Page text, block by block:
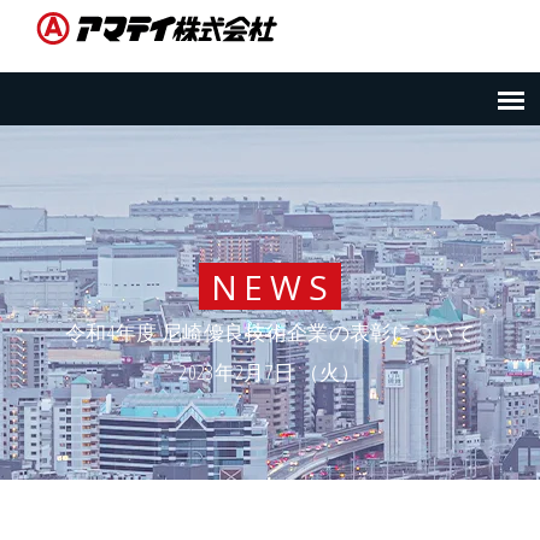
NEWS
令和4年度 尼崎優良技術企業の表彰について
2023年2月7日 （火）